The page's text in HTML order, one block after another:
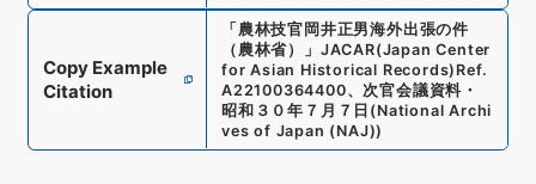
Copy Example
Citation
「農林技官岡井正男海外出張の件
（農林省）
」 JACAR(Japan Center
for Asian Historical Records) Ref.
A22100364400、 次官会議資料・
昭和３０年７月７日 (National Archi
ves of Japan (NAJ))